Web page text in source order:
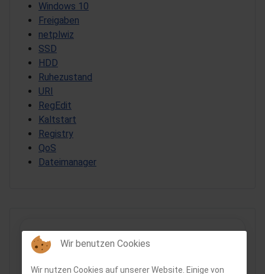
Windows 10
Freigaben
netplwiz
SSD
HDD
Ruhezustand
URI
RegEdit
Kaltstart
Registry
QoS
Dateimanager
Wir benutzen Cookies
Wir nutzen Cookies auf unserer Website. Einige von